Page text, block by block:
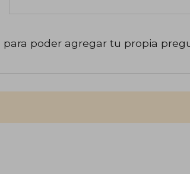
para poder agregar tu propia